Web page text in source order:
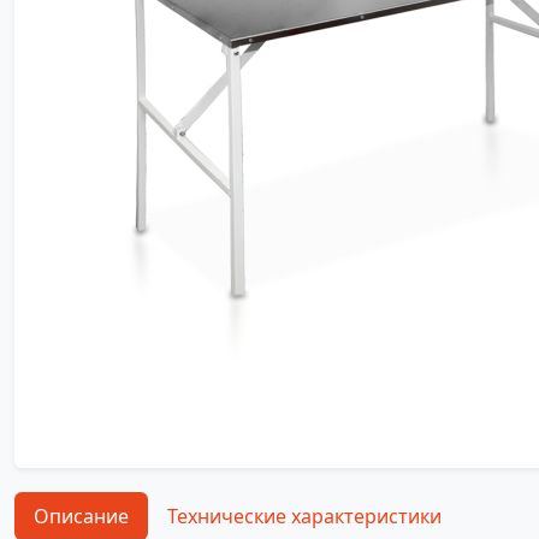
Описание Технические характеристики